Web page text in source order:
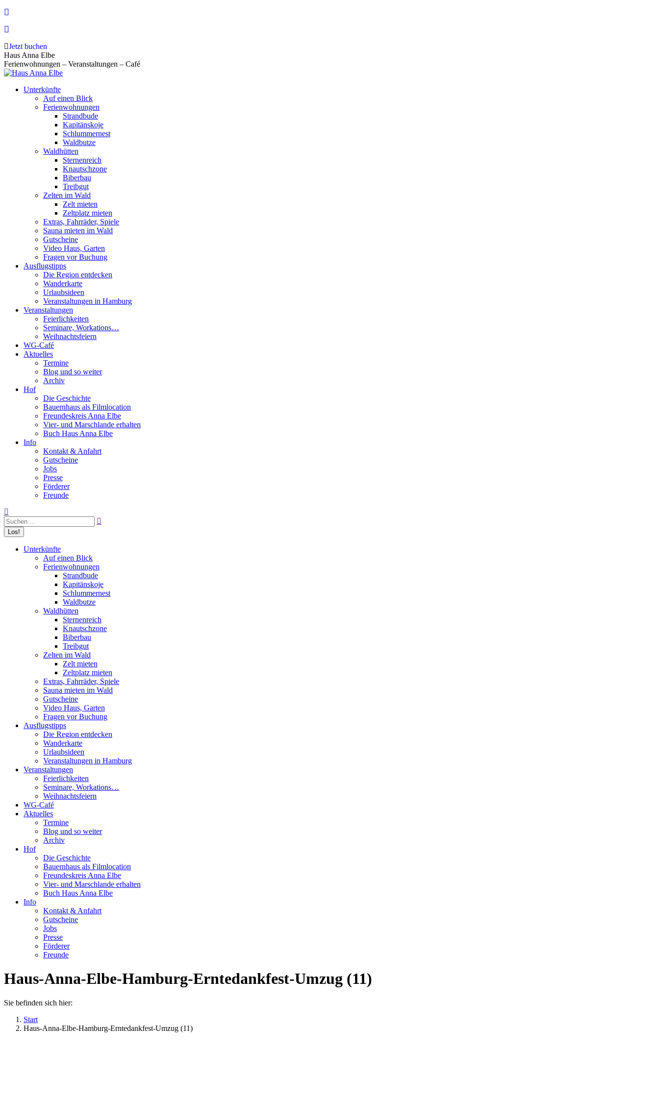
Zum
springen
Jetzt buchen
Haus Anna Elbe
Ferienwohnungen – Veranstaltungen – Café
Unterkünfte
Auf einen Blick
Ferienwohnungen
Strandbude
Kapitänskoje
Schlummernest
Waldbutze
Waldhütten
Sternenreich
Knautschzone
Biberbau
Treibgut
Zelten im Wald
Zelt mieten
Zeltplatz mieten
Extras, Fahrräder, Spiele
Sauna mieten im Wald
Gutscheine
Video Haus, Garten
Fragen vor Buchung
Ausflugstipps
Die Region entdecken
Wanderkarte
Urlaubsideen
Veranstaltungen in Hamburg
Veranstaltungen
Feierlichkeiten
Seminare, Workations…
Weihnachtsfeiern
WG-Café
Aktuelles
Termine
Blog und so weiter
Archiv
Hof
Die Geschichte
Bauernhaus als Filmlocation
Freundeskreis Anna Elbe
Vier- und Marschlande erhalten
Buch Haus Anna Elbe
Info
Kontakt & Anfahrt
Gutscheine
Jobs
Presse
Förderer
Freunde
Search:
Unterkünfte
Auf einen Blick
Ferienwohnungen
Strandbude
Kapitänskoje
Schlummernest
Waldbutze
Waldhütten
Sternenreich
Knautschzone
Biberbau
Treibgut
Zelten im Wald
Zelt mieten
Zeltplatz mieten
Extras, Fahrräder, Spiele
Sauna mieten im Wald
Gutscheine
Video Haus, Garten
Fragen vor Buchung
Ausflugstipps
Die Region entdecken
Wanderkarte
Urlaubsideen
Veranstaltungen in Hamburg
Veranstaltungen
Feierlichkeiten
Seminare, Workations…
Weihnachtsfeiern
WG-Café
Aktuelles
Termine
Blog und so weiter
Archiv
Hof
Die Geschichte
Bauernhaus als Filmlocation
Freundeskreis Anna Elbe
Vier- und Marschlande erhalten
Buch Haus Anna Elbe
Info
Kontakt & Anfahrt
Gutscheine
Jobs
Presse
Förderer
Freunde
Haus-Anna-Elbe-Hamburg-Erntedankfest-Umzug (11)
Sie befinden sich hier:
Start
Haus-Anna-Elbe-Hamburg-Erntedankfest-Umzug (11)